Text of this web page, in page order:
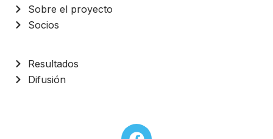
Sobre el proyecto
Socios
Resultados
Difusión